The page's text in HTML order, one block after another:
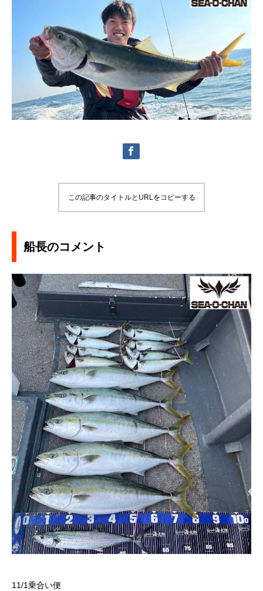
この記事のタイトルとURLをコピーする
船長のコメント
11/1乗合い便